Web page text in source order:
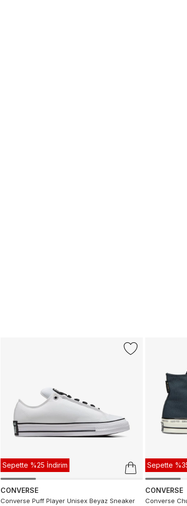
Sepette %25 İndirim
CONVERSE
Converse Puff Player Unisex Beyaz Sneaker
Sepette
CONVERSE
Converse